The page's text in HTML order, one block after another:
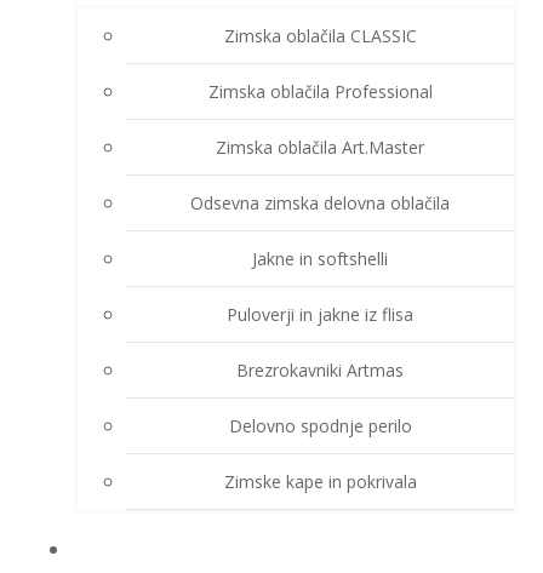
Zimska oblačila CLASSIC
Zimska oblačila Professional
Zimska oblačila Art.Master
Odsevna zimska delovna oblačila
Jakne in softshelli
Puloverji in jakne iz flisa
Brezrokavniki Artmas
Delovno spodnje perilo
Zimske kape in pokrivala